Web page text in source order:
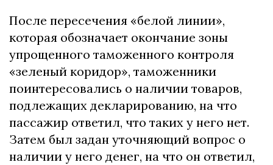
После пересечения «белой линии»,
которая обозначает окончание зоны
упрощенного таможенного контроля
«зеленый коридор», таможенники
поинтересовались о наличии товаров,
подлежащих декларированию, на что
пассажир ответил, что таких у него нет.
Затем был задан уточняющий вопрос о
наличии у него денег, на что он ответил,